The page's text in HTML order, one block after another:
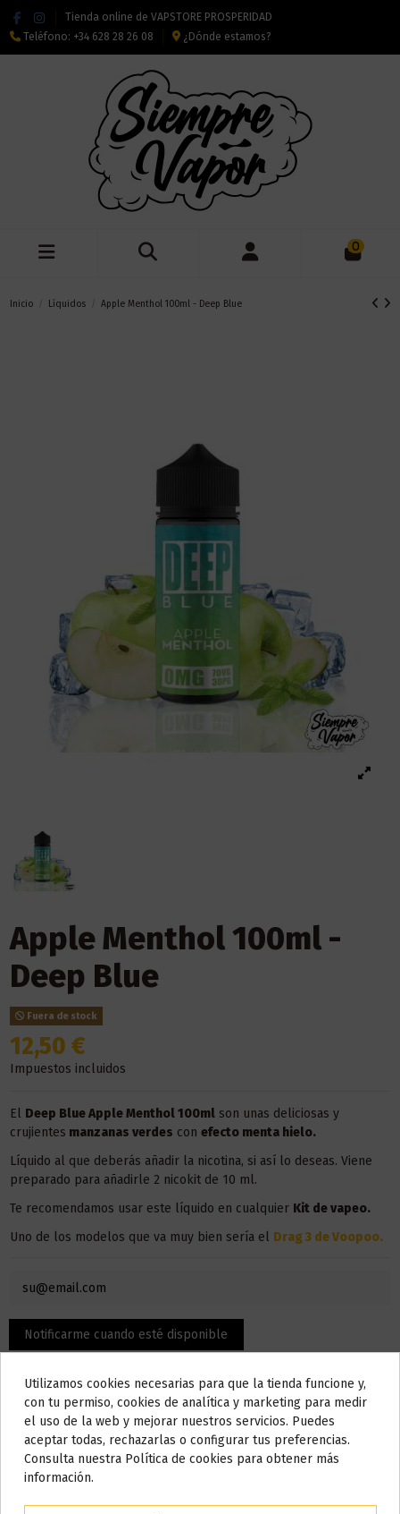
Tienda online de VAPSTORE PROSPERIDAD
Teléfono: +34 628 28 26 08 ¿Dónde estamos?
0
Inicio Líquidos Apple Menthol 100ml - Deep Blue
Apple Menthol 100ml -
Deep Blue
Fuera de stock
12,50 €
Impuestos incluidos
El Deep Blue Apple Menthol 100mlson unas deliciosas y
crujientes manzanas verdes con efecto menta hielo.
Líquido al que deberás añadir la nicotina, si así lo deseas. Viene
preparado para añadirle 2 nicokit de 10 ml.
Te recomendamos usar este líquido en cualquier Kit de vapeo.
Uno de los modelos que va muy bien sería el Drag 3 de Voopoo.
Detalles del producto
Do not show again.
AVISO IMPORTANTE
Nos tomamos unos días
Utilizamos cookies necesarias para que la tienda funcione y,
con tu permiso, cookies de analítica y marketing para medir
el uso de la web y mejorar nuestros servicios. Puedes
aceptar todas, rechazarlas o configurar tus preferencias.
Consulta nuestra Política de cookies para obtener más
información.